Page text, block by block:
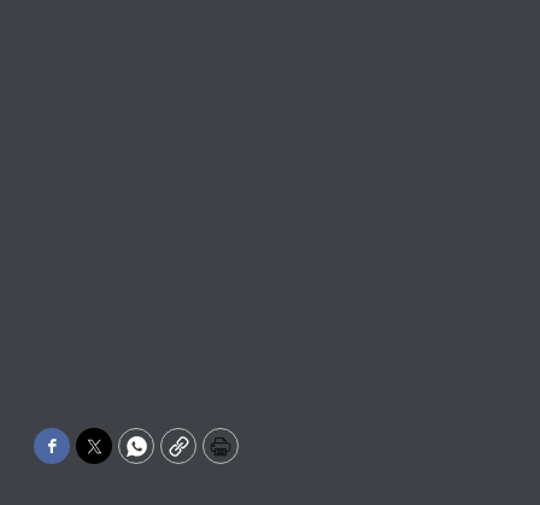
Facebook
TwitterWhatsApp
CopyPrint